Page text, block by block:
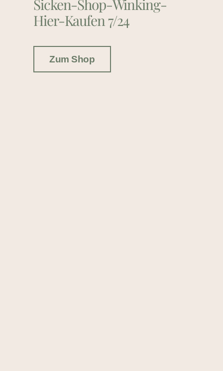
Sicken-Shop-Winking-
Hier-Kaufen 7/24
Zum Shop